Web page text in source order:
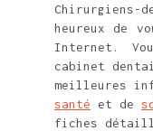
heureux de
Internet.
cabinet
meilleures
santé et de
fiches